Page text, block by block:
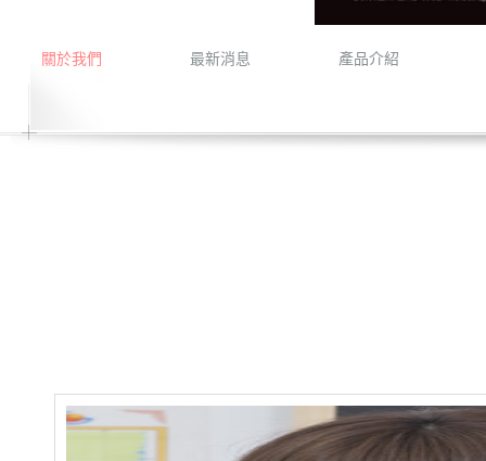
關於我們 最新消息 產品介紹